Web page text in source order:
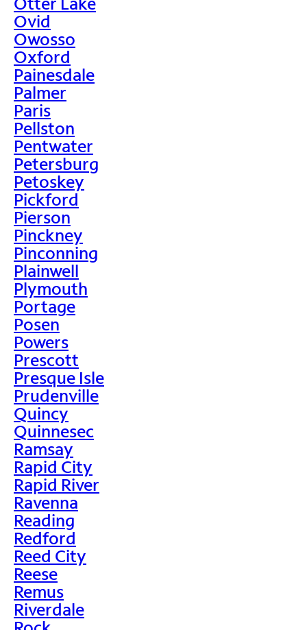
Ovid
Owosso
Oxford
Painesdale
Palmer
Paris
Pellston
Pentwater
Petersburg
Petoskey
Pickford
Pierson
Pinckney
Pinconning
Plainwell
Plymouth
Portage
Posen
Powers
Prescott
Presque Isle
Prudenville
Quincy
Quinnesec
Ramsay
Rapid City
Rapid River
Ravenna
Reading
Redford
Reed City
Reese
Remus
Riverdale